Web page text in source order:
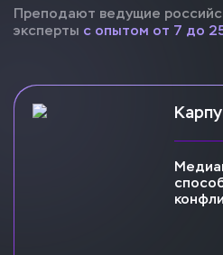
Преподают ведущие
эксперты с опытом от 7 до